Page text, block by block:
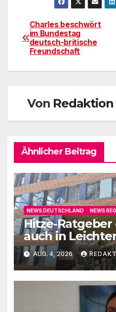
Charles beschwört
im Bundestag
deutsch-britische
Freundschaft
Von Redaktion
Ähnlicher Beitrag
NEWS DEUTSCHLAND NEWS
Hitze-Ratgeber
auch in
AUG. 4, 2026